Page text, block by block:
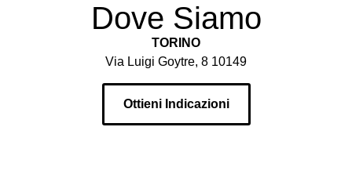
Dove Siamo
TORINO
Via Luigi Goytre, 8 10149
Ottieni Indicazioni